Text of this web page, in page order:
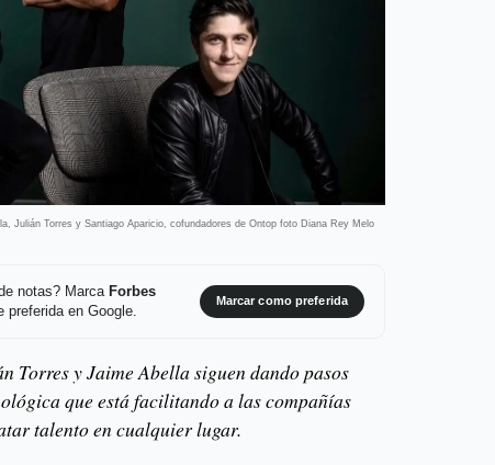
Julián Torres y Santiago Aparicio, cofundadores de Ontop foto Diana Rey Melo
notas? Marca Forbes
en Google.
Marcar como preferida
Torres y Jaime Abella siguen dando pasos
que está facilitando a las compañías
talento en cualquier lugar.